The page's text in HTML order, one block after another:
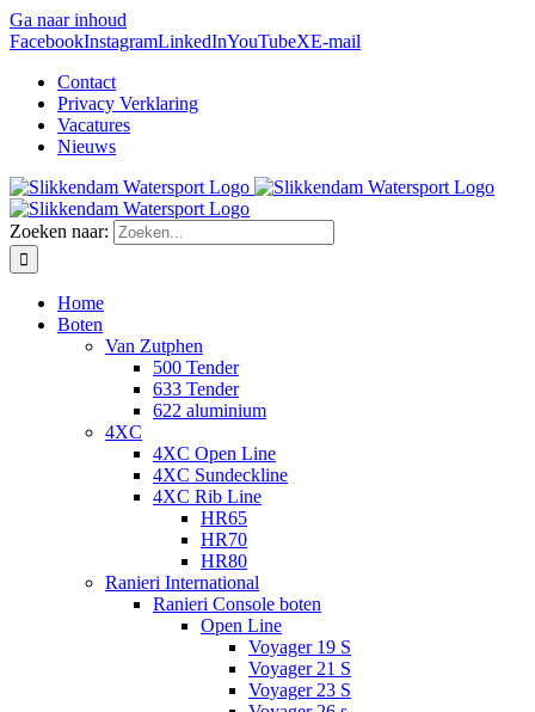
Ga naar inhoud
FacebookInstagramLinkedInYouTubeXE-mail
Contact
Privacy Verklaring
Vacatures
Nieuws
Zoeken naar:
Home
Boten
Van Zutphen
500 Tender
633 Tender
622 aluminium
4XC
4XC Open Line
4XC Sundeckline
4XC Rib Line
HR65
HR70
HR80
Ranieri International
Ranieri Console boten
Open Line
Voyager 19 S
Voyager 21 S
Voyager 23 S